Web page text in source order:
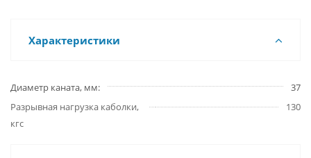
Характеристики
Диаметр каната, мм
37
Разрывная нагрузка каболки,
кгс
130